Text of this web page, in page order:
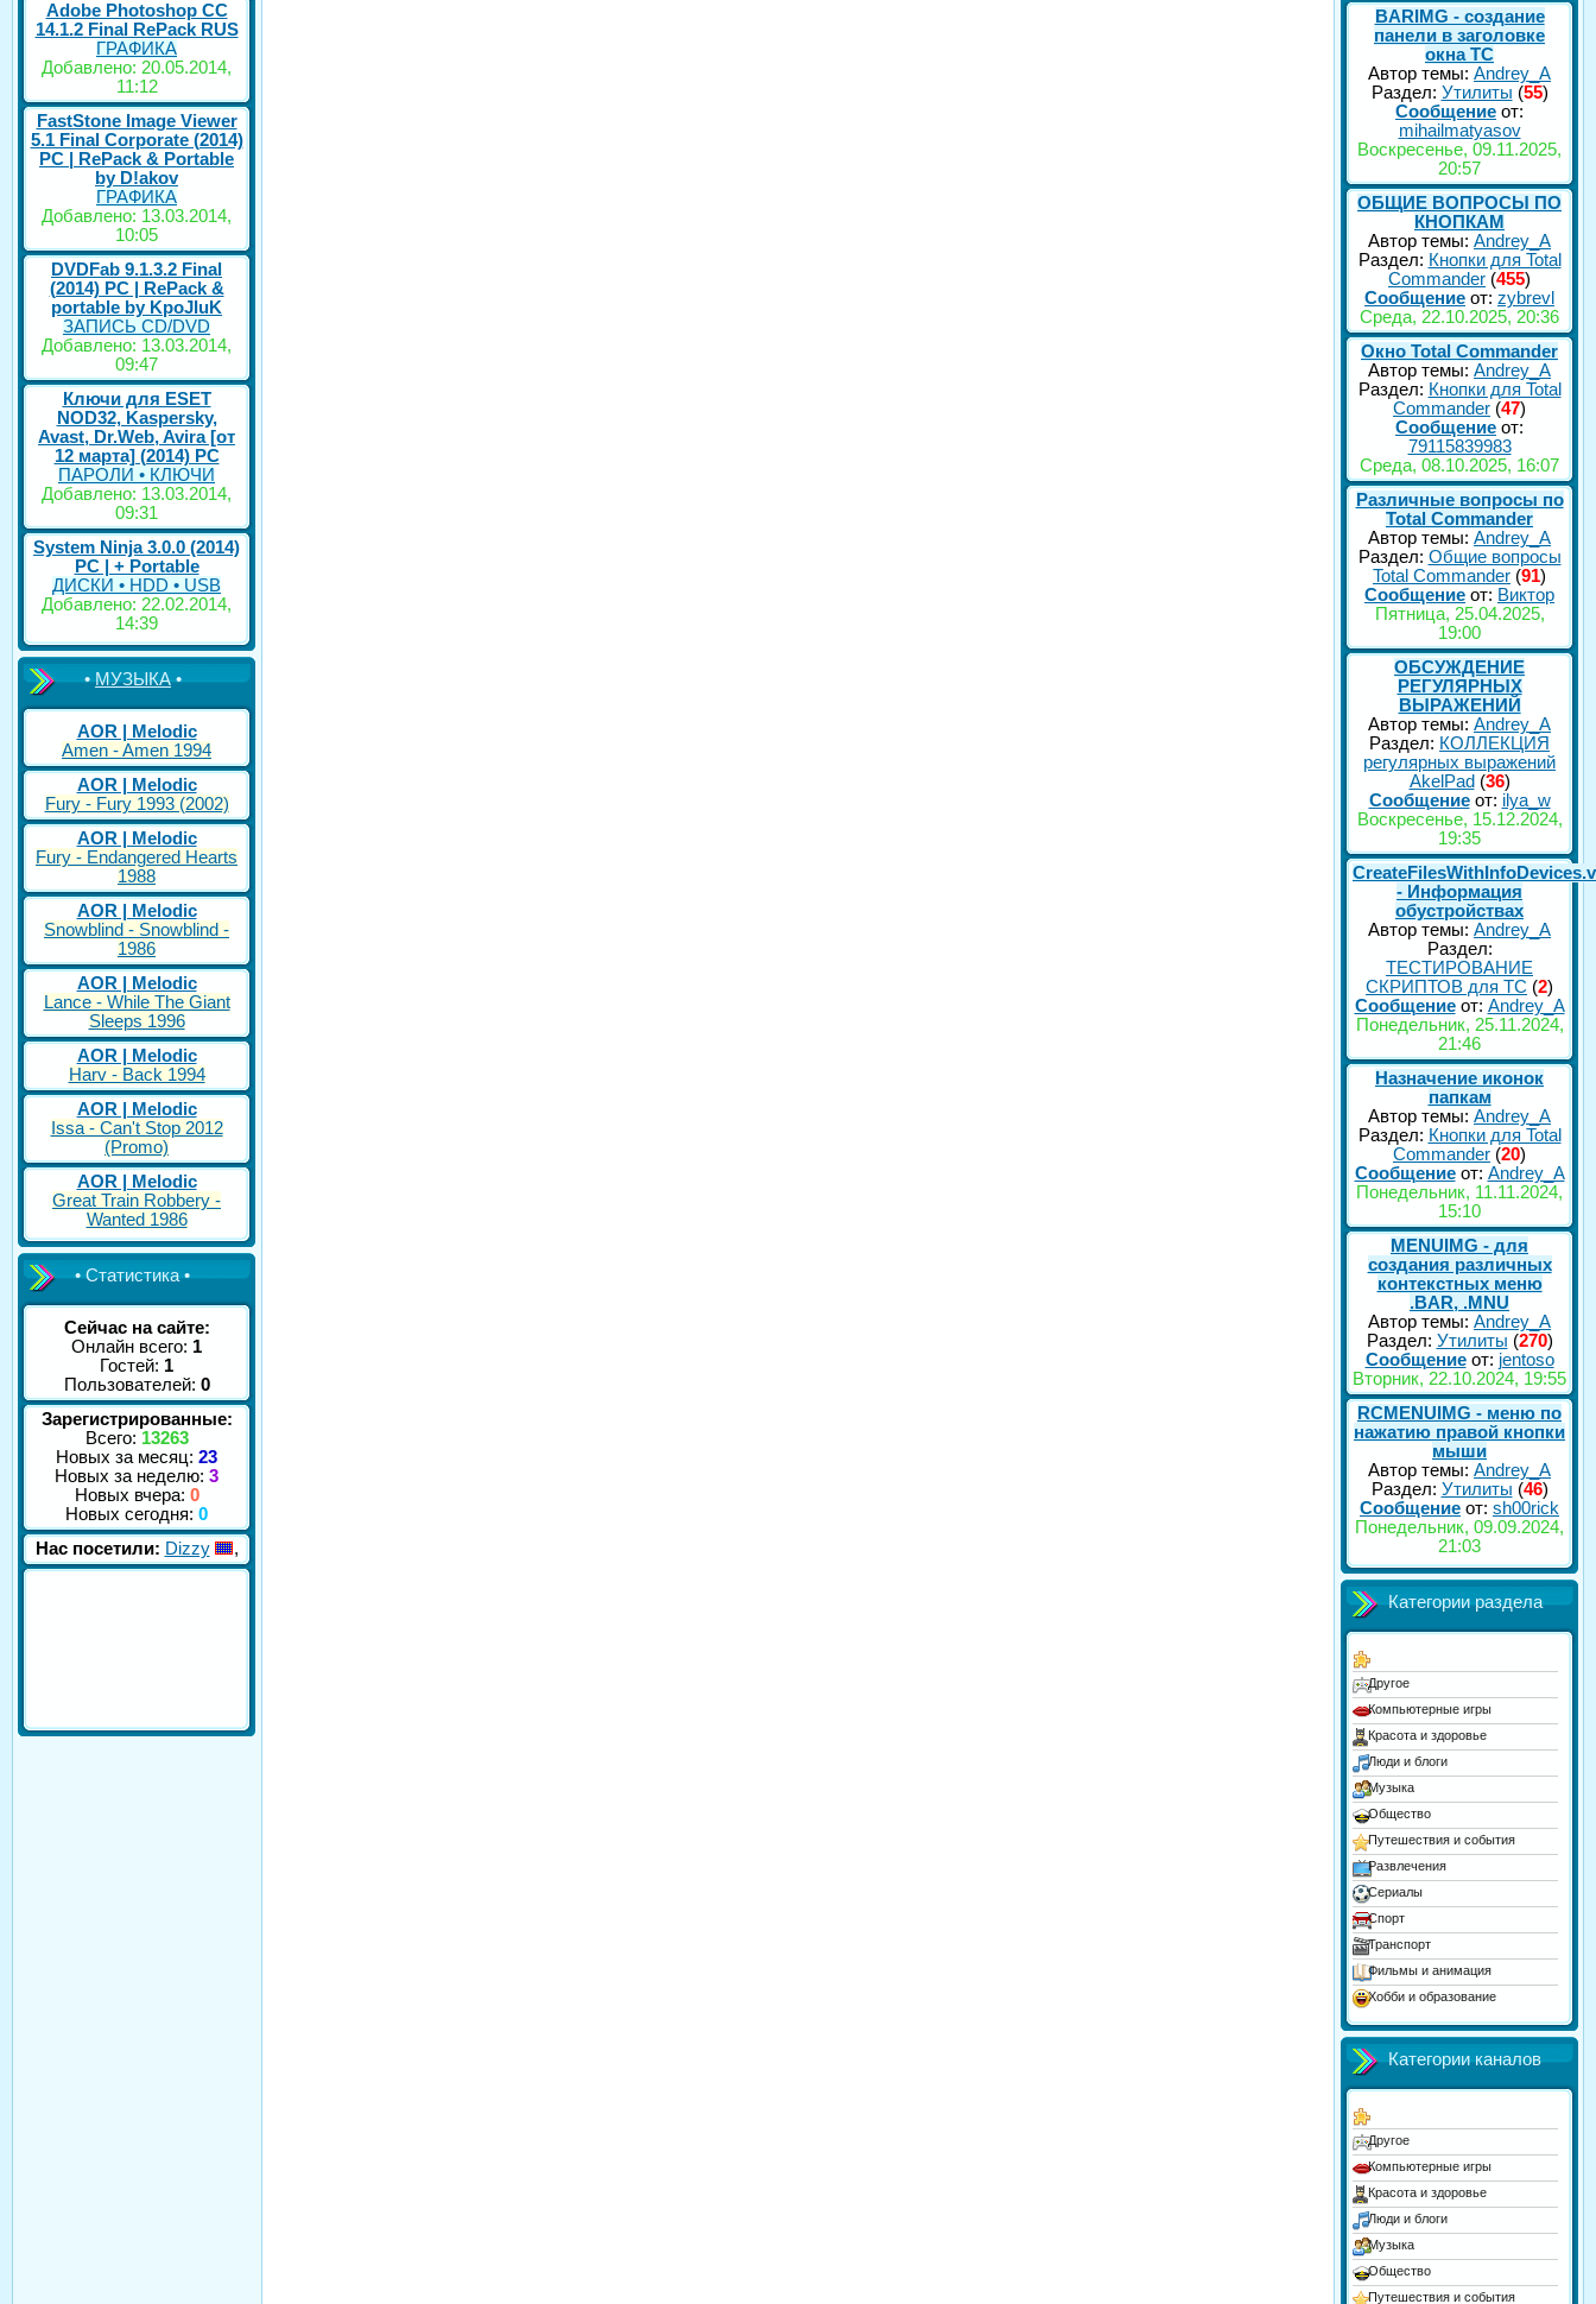
Adobe Photoshop CC
14.1.2 Final RePack RUS
ГРАФИКА
Добавлено: 20.05.2014,
11:12
FastStone Image Viewer
5.1 Final Corporate (2014)
РС | RePack & Portable
by D!akov
ГРАФИКА
Добавлено: 13.03.2014,
10:05
DVDFab 9.1.3.2 Final
(2014) PC | RePack &
portable by KpoJIuK
ЗАПИСЬ CD/DVD
Добавлено: 13.03.2014,
09:47
Ключи для ESET
NOD32, Kaspersky,
Avast, Dr.Web, Avira [от
12 марта] (2014) PC
ПАРОЛИ • КЛЮЧИ
Добавлено: 13.03.2014,
09:31
System Ninja 3.0.0 (2014)
РС | + Portable
ДИСКИ • HDD • USB
Добавлено: 22.02.2014,
14:39
•МУЗЫКА•
AOR | Melodic
Amen - Amen 1994
AOR | Melodic
Fury - Fury 1993 (2002)
AOR | Melodic
Fury - Endangered Hearts
1988
AOR | Melodic
Snowblind - Snowblind -
1986
AOR | Melodic
Lance - While The Giant
Sleeps 1996
AOR | Melodic
Harv - Back 1994
AOR | Melodic
Issa - Can't Stop 2012
(Promo)
AOR | Melodic
Great Train Robbery -
Wanted 1986
• Статистика •
Сейчас на сайте:
Онлайн всего: 1
Гостей: 1
Пользователей: 0
Зарегистрированные:
Всего: 13263
Новых за месяц: 23
Новых за неделю: 3
Новых вчера: 0
Новых сегодня: 0
Нас посетили: Dizzy ,
BARIMG - создание
панели в заголовке
окна TC
Автор темы: Andrey_A
Раздел: Утилиты (55)
Сообщение от:
mihailmatyasov
Воскресенье, 09.11.2025,
20:57
ОБЩИЕ ВОПРОСЫ ПО
КНОПКАМ
Автор темы: Andrey_A
Раздел: Кнопки для Total
Commander (455)
Сообщение от: zybrevl
Среда, 22.10.2025, 20:36
Окно Total Commander
Автор темы: Andrey_A
Раздел: Кнопки для Total
Commander (47)
Сообщение от:
79115839983
Среда, 08.10.2025, 16:07
Различные вопросы по
Total Commander
Автор темы: Andrey_A
Раздел: Общие вопросы
Total Commander (91)
Сообщение от: Виктор
Пятница, 25.04.2025,
19:00
ОБСУЖДЕНИЕ
РЕГУЛЯРНЫХ
ВЫРАЖЕНИЙ
Автор темы: Andrey_A
Раздел: КОЛЛЕКЦИЯ
регулярных выражений
AkelPad (36)
Сообщениеот: ilya_w
Воскресенье, 15.12.2024,
19:35
- Информация
обустройствах
Автор темы: Andrey_A
Раздел:
ТЕСТИРОВАНИЕ
СКРИПТОВ для TC (2)
Сообщениеот: Andrey_A
Понедельник, 25.11.2024,
21:46
Назначение иконок
папкам
Автор темы: Andrey_A
Раздел: Кнопки для Total
Commander (20)
Сообщениеот: Andrey_A
Понедельник, 11.11.2024,
15:10
MENUIMG - для
создания различных
контекстных меню
.BAR, .MNU
Автор темы: Andrey_A
Раздел: Утилиты (270)
Сообщениеот: jentoso
Вторник, 22.10.2024, 19:55
RCMENUIMG - меню по
нажатию правой кнопки
мыши
Автор темы: Andrey_A
Раздел: Утилиты (46)
Сообщение от: sh00rick
Понедельник, 09.09.2024,
21:03
Категории раздела
Другое
Компьютерные игры
Красота и здоровье
Люди и блоги
Музыка
Общество
Путешествия и события
Развлечения
Сериалы
Спорт
Транспорт
Фильмы и анимация
Хобби и образование
Юмор
Категории каналов
Другое
Компьютерные игры
Красота и здоровье
Люди и блоги
Музыка
Общество
Путешествия и события